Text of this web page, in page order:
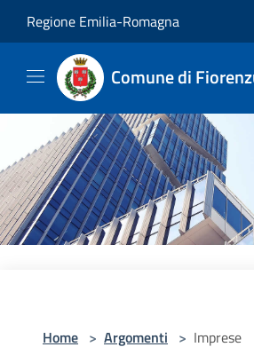
Regione Emilia-Romagna
Comune di
Home > Argomenti > Imprese